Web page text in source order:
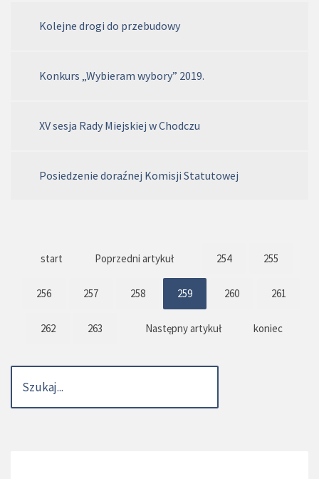
Kolejne drogi do przebudowy
Konkurs „Wybieram wybory” 2019.
XV sesja Rady Miejskiej w Chodczu
Posiedzenie doraźnej Komisji Statutowej
start Poprzedni artykuł 254 255
256 257 258 259 260 261
262 263 Następny artykuł koniec